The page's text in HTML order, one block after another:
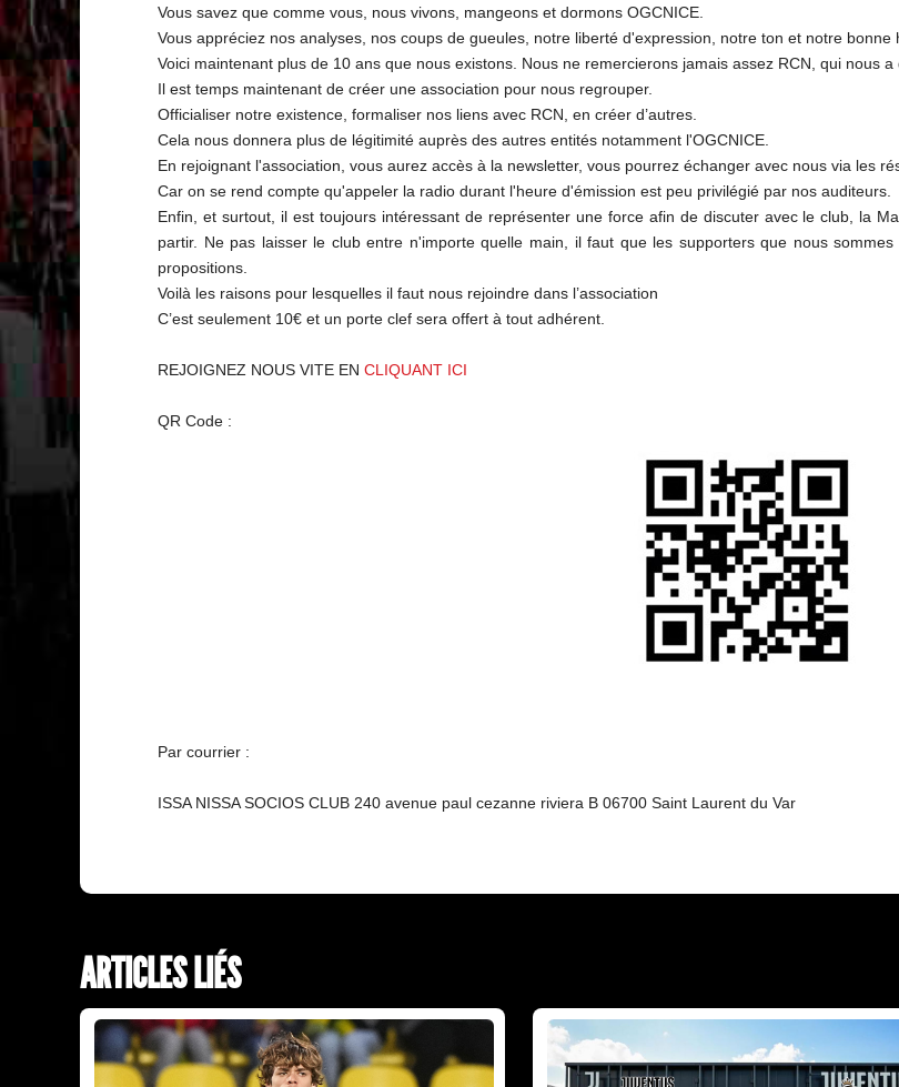
Vous savez que comme vous, nous vivons, mangeons et dormons OGCNICE.
Vous appréciez nos analyses, nos coups de gueules, notre liberté d'expression, notre ton et notre bonne
Voici maintenant plus de 10 ans que nous existons. Nous ne remercierons jamais assez RCN, qui nous
Il est temps maintenant de créer une association pour nous regrouper.
Officialiser notre existence, formaliser nos liens avec RCN, en créer d’autres.
Cela nous donnera plus de légitimité auprès des autres entités notamment l'OGCNICE.
En rejoignant l'association, vous aurez accès à la newsletter, vous pourrez échanger avec nous via les
Car on se rend compte qu'appeler la radio durant l'heure d'émission est peu privilégié par nos auditeurs.
Enfin, et surtout, il est toujours intéressant de représenter une force afin de discuter avec le club, la
partir. Ne pas laisser le club entre n'importe quelle main, il faut que les supporters que nous
propositions.
Voilà les raisons pour lesquelles il faut nous rejoindre dans l’association
C’est seulement 10€ et un porte clef sera offert à tout adhérent.
REJOIGNEZ NOUS VITE EN CLIQUANT ICI
QR Code :
Par courrier :
ISSA NISSA SOCIOS CLUB 240 avenue paul cezanne riviera B 06700 Saint Laurent du Var
ARTICLES LIÉS